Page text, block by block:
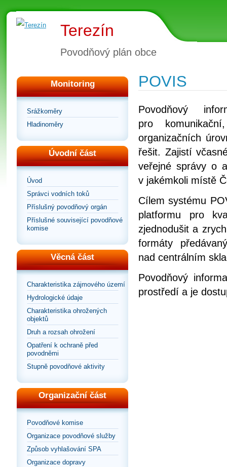
Terezín
Povodňový plán obce
Monitoring
Srážkoměry
Hladinoměry
Úvodní část
Úvod
Správci vodních toků
Příslušný povodňový orgán
Příslušné související povodňové
komise
Věcná část
Charakteristika zájmového území
Hydrologické údaje
Charakteristika ohrožených
objektů
Druh a rozsah ohrožení
Opatření k ochraně před
povodněmi
Stupně povodňové aktivity
Organizační část
Povodňové komise
Organizace povodňové služby
Způsob vyhlašování SPA
Organizace dopravy
POVIS
Povodňový
pro
organizačních
řešit. Zajistí
veřejné správy o
v jakémkoli místě
Cílem systému
platformu pro
zjednodušit a
formáty
nad centrálním
Povodňový
prostředí a je